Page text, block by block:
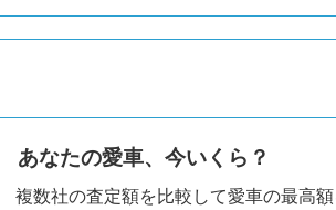
あなたの愛車、今いくら？
複数社の査定額を比較して愛車の最高